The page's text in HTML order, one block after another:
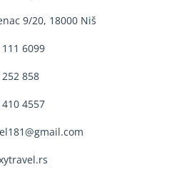
9/20, 18000 Niš
6099
858
4557